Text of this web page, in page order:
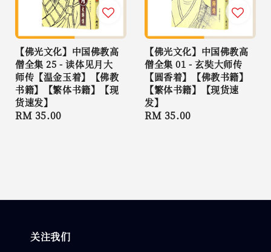
【佛光文化】中国佛教高
僧全集 25 - 读体见月大
师传【温金玉着】【佛教
书籍】【繁体书籍】【现
货速发】
Regular
RM 35.00
【佛光文化】中国佛教高
僧全集 01 - 玄奘大师传
【圆香着】【佛教书籍】
【繁体书籍】【现货速
发】
Regular
RM 35.00
关注我们